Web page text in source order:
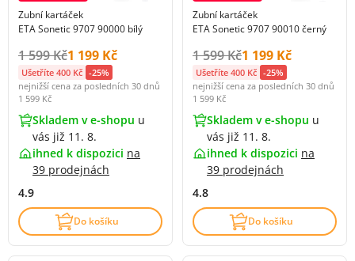
Zubní kartáček
ETA Sonetic 9707 90000 bílý
Původní cena s DPH:
1 599 KčCena s DPH:
1 199 Kč
Ušetříte 400 Kč -25%
nejnižší cena za posledních 30 dnů
1 599 Kč
Skladem v e-shopu u
vás již 11. 8.
ihned k dispozici na
39 prodejnách
4.9
Do košíku
Zubní kartáček
ETA Sonetic 9707 90010 černý
Původní cena s DPH:
1 599 KčCena s DPH:
1 199 Kč
Ušetříte 400 Kč -25%
nejnižší cena za posledních 30 dnů
1 599 Kč
Skladem v e-shopu u
vás již 11. 8.
ihned k dispozici na
39 prodejnách
4.8
Do košíku